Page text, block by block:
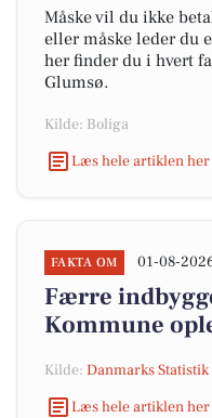
Måske vil du ikke
eller måske leder du
her finder du i hvert
Glumsø.
Kilde: Boliga
Læs hele artiklen her
FAKTA OM 01-08-
Færre
Kommune
Kilde: Danmarks
Læs hele artiklen her